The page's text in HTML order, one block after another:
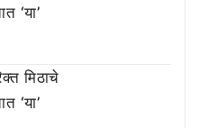
‘या’
मिठाचे
‘या’